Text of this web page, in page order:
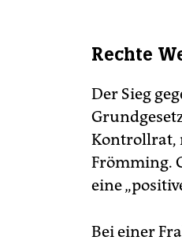
Rechte
Der Sieg
Kontrollrat,
Frömming.
eine
Bei einer